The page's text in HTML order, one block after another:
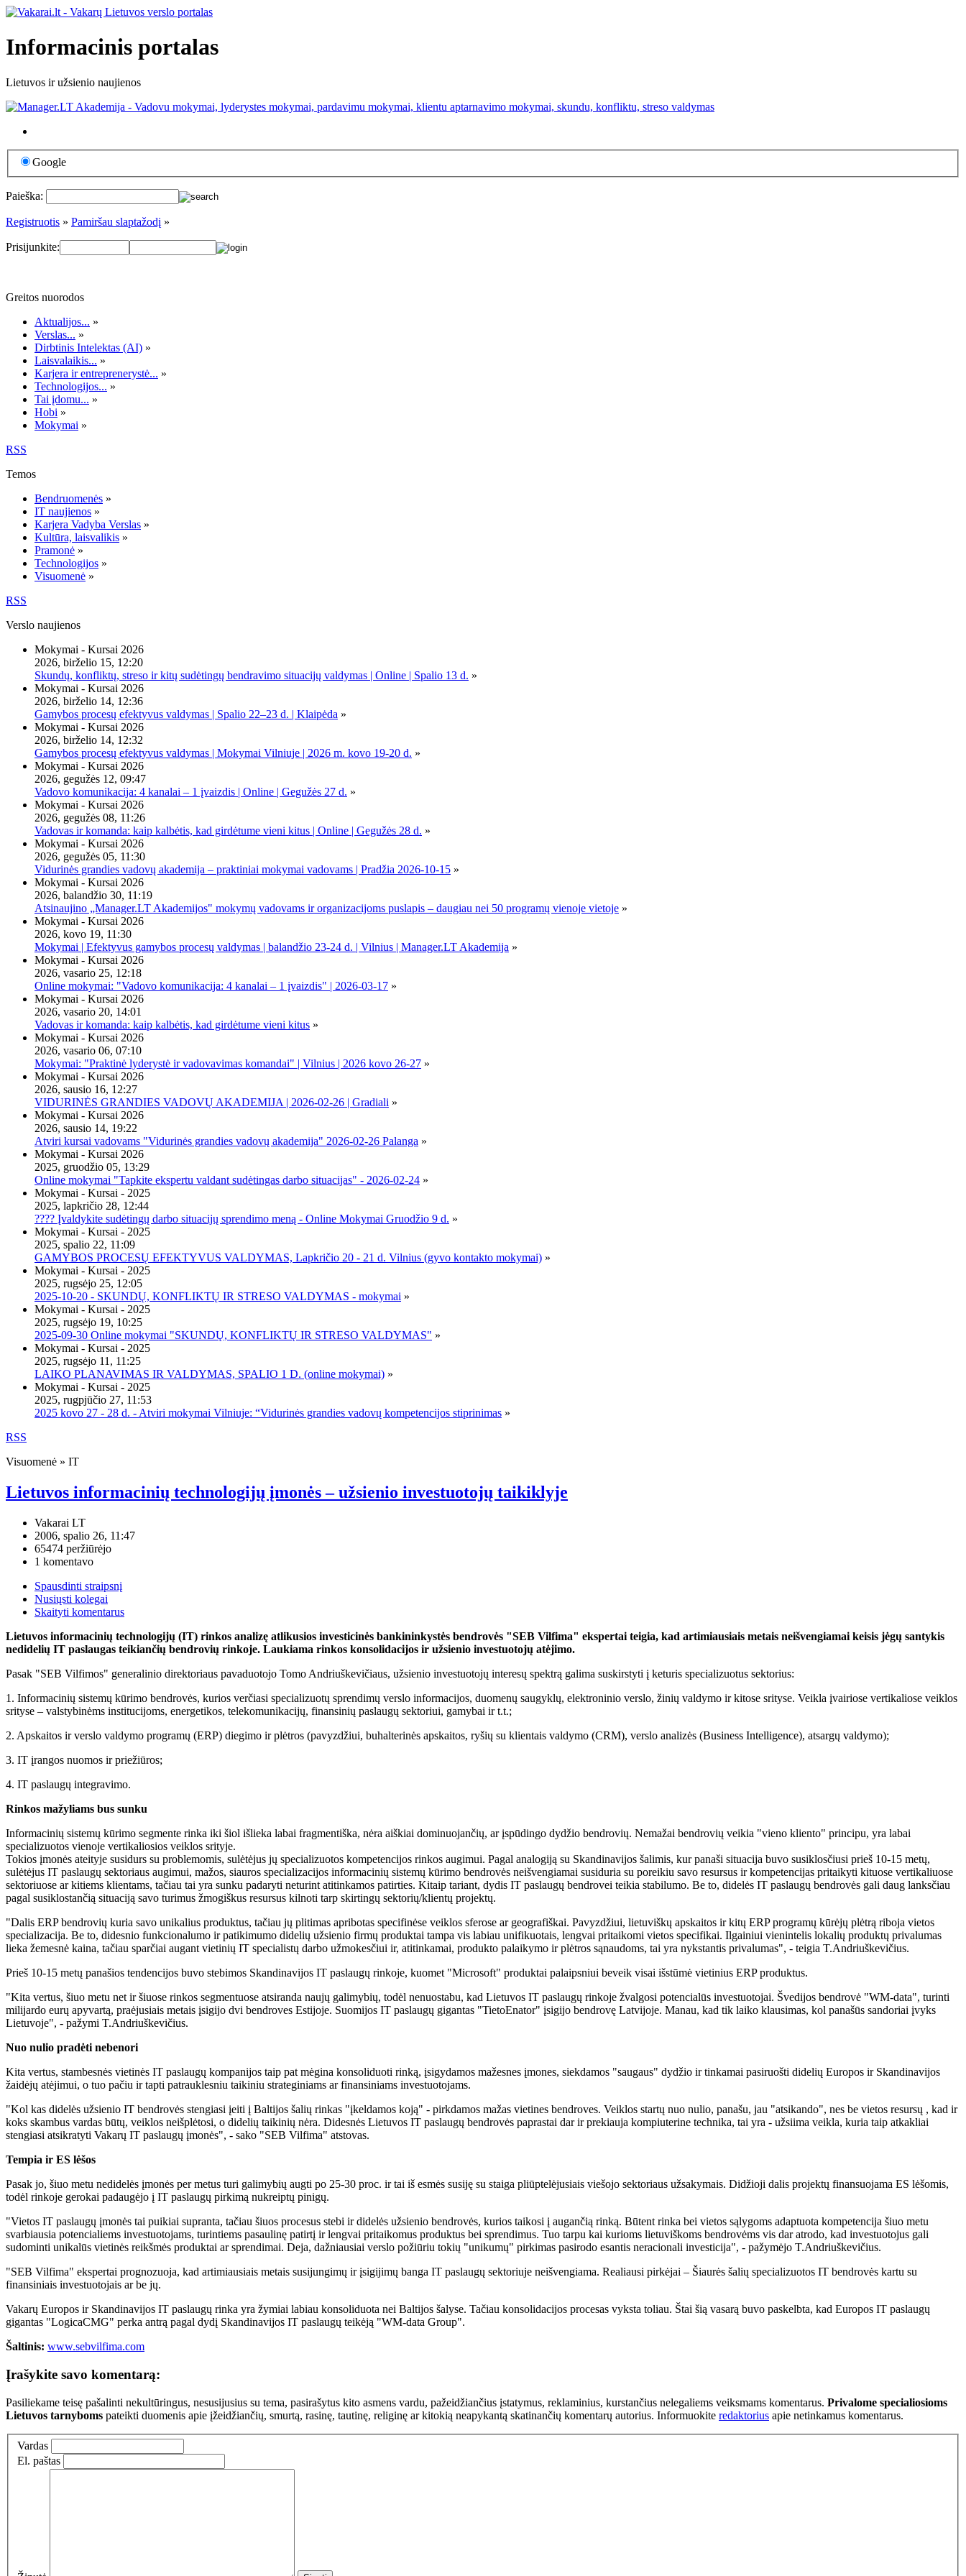
Informacinis portalas
Lietuvos ir užsienio naujienos
Google
Paieška:
Registruotis » Pamiršau slaptažodį »
Prisijunkite:
Greitos nuorodos
Aktualijos... »
Verslas... »
Dirbtinis Intelektas (AI) »
Laisvalaikis... »
Karjera ir entreprenerystė... »
Technologijos... »
Tai įdomu... »
Hobi »
Mokymai »
RSS
Temos
Bendruomenės »
IT naujienos »
Karjera Vadyba Verslas »
Kultūra, laisvalikis »
Pramonė »
Technologijos »
Visuomenė »
RSS
Verslo naujienos
Mokymai - Kursai 2026
2026, birželio 15, 12:20
Skundų, konfliktų, streso ir kitų sudėtingų bendravimo situacijų valdymas | Online | Spalio 13 d. »
Mokymai - Kursai 2026
2026, birželio 14, 12:36
Gamybos procesų efektyvus valdymas | Spalio 22–23 d. | Klaipėda »
Mokymai - Kursai 2026
2026, birželio 14, 12:32
Gamybos procesų efektyvus valdymas | Mokymai Vilniuje | 2026 m. kovo 19-20 d. »
Mokymai - Kursai 2026
2026, gegužės 12, 09:47
Vadovo komunikacija: 4 kanalai – 1 įvaizdis | Online | Gegužės 27 d. »
Mokymai - Kursai 2026
2026, gegužės 08, 11:26
Vadovas ir komanda: kaip kalbėtis, kad girdėtume vieni kitus | Online | Gegužės 28 d. »
Mokymai - Kursai 2026
2026, gegužės 05, 11:30
Vidurinės grandies vadovų akademija – praktiniai mokymai vadovams | Pradžia 2026-10-15 »
Mokymai - Kursai 2026
2026, balandžio 30, 11:19
Atsinaujino „Manager.LT Akademijos" mokymų vadovams ir organizacijoms puslapis – daugiau nei 50 programų vienoje vietoje »
Mokymai - Kursai 2026
2026, kovo 19, 11:30
Mokymai | Efektyvus gamybos procesų valdymas | balandžio 23-24 d. | Vilnius | Manager.LT Akademija »
Mokymai - Kursai 2026
2026, vasario 25, 12:18
Online mokymai: "Vadovo komunikacija: 4 kanalai – 1 įvaizdis" | 2026-03-17 »
Mokymai - Kursai 2026
2026, vasario 20, 14:01
Vadovas ir komanda: kaip kalbėtis, kad girdėtume vieni kitus »
Mokymai - Kursai 2026
2026, vasario 06, 07:10
Mokymai: "Praktinė lyderystė ir vadovavimas komandai" | Vilnius | 2026 kovo 26-27 »
Mokymai - Kursai 2026
2026, sausio 16, 12:27
VIDURINĖS GRANDIES VADOVŲ AKADEMIJA | 2026-02-26 | Gradiali »
Mokymai - Kursai 2026
2026, sausio 14, 19:22
Atviri kursai vadovams "Vidurinės grandies vadovų akademija" 2026-02-26 Palanga »
Mokymai - Kursai 2026
2025, gruodžio 05, 13:29
Online mokymai "Tapkite ekspertu valdant sudėtingas darbo situacijas" - 2026-02-24 »
Mokymai - Kursai - 2025
2025, lapkričio 28, 12:44
???? Įvaldykite sudėtingų darbo situacijų sprendimo meną - Online Mokymai Gruodžio 9 d. »
Mokymai - Kursai - 2025
2025, spalio 22, 11:09
GAMYBOS PROCESŲ EFEKTYVUS VALDYMAS, Lapkričio 20 - 21 d. Vilnius (gyvo kontakto mokymai) »
Mokymai - Kursai - 2025
2025, rugsėjo 25, 12:05
2025-10-20 - SKUNDŲ, KONFLIKTŲ IR STRESO VALDYMAS - mokymai »
Mokymai - Kursai - 2025
2025, rugsėjo 19, 10:25
2025-09-30 Online mokymai "SKUNDŲ, KONFLIKTŲ IR STRESO VALDYMAS" »
Mokymai - Kursai - 2025
2025, rugsėjo 11, 11:25
LAIKO PLANAVIMAS IR VALDYMAS, SPALIO 1 D. (online mokymai) »
Mokymai - Kursai - 2025
2025, rugpjūčio 27, 11:53
2025 kovo 27 - 28 d. - Atviri mokymai Vilniuje: “Vidurinės grandies vadovų kompetencijos stiprinimas »
RSS
Visuomenė » IT
Lietuvos informacinių technologijų įmonės – užsienio investuotojų taikiklyje
Vakarai LT
2006, spalio 26, 11:47
65474 peržiūrėjo
1 komentavo
Spausdinti straipsnį
Nusiųsti kolegai
Skaityti komentarus
Lietuvos informacinių technologijų (IT) rinkos analizę atlikusios investicinės bankininkystės bendrovės "SEB Vilfima" ekspertai teigia, kad artimiausiais metais neišvengiamai keisis jėgų santykis
nedidelių IT paslaugas teikiančių bendrovių rinkoje. Laukiama rinkos konsolidacijos ir užsienio investuotojų atėjimo.
Pasak "SEB Vilfimos" generalinio direktoriaus pavaduotojo Tomo Andriuškevičiaus, užsienio investuotojų interesų spektrą galima suskirstyti į keturis specializuotus sektorius:
1. Informacinių sistemų kūrimo bendrovės, kurios verčiasi specializuotų sprendimų verslo informacijos, duomenų saugyklų, elektroninio verslo, žinių valdymo ir kitose srityse. Veikla įvairiose vertikaliose veiklos
srityse – valstybinėms institucijoms, energetikos, telekomunikacijų, finansinių paslaugų sektoriui, gamybai ir t.t.;
2. Apskaitos ir verslo valdymo programų (ERP) diegimo ir plėtros (pavyzdžiui, buhalterinės apskaitos, ryšių su klientais valdymo (CRM), verslo analizės (Business Intelligence), atsargų valdymo);
3. IT įrangos nuomos ir priežiūros;
4. IT paslaugų integravimo.
Rinkos mažyliams bus sunku
Informacinių sistemų kūrimo segmente rinka iki šiol išlieka labai fragmentiška, nėra aiškiai dominuojančių, ar įspūdingo dydžio bendrovių. Nemažai bendrovių veikia "vieno kliento" principu, yra labai
specializuotos vienoje vertikaliosios veiklos srityje.
Tokios įmonės ateityje susidurs su problemomis, sulėtėjus jų specializuotos kompetencijos rinkos augimui. Pagal analogiją su Skandinavijos šalimis, kur panaši situacija buvo susiklosčiusi prieš 10-15 metų,
sulėtėjus IT paslaugų sektoriaus augimui, mažos, siauros specializacijos informacinių sistemų kūrimo bendrovės neišvengiamai susiduria su poreikiu savo resursus ir kompetencijas pritaikyti kituose vertikaliuose
sektoriuose ar kitiems klientams, tačiau tai yra sunku padaryti neturint atitinkamos patirties. Kitaip tariant, dydis IT paslaugų bendrovei teikia stabilumo. Be to, didelės IT paslaugų bendrovės gali daug lanksčiau
pagal susiklostančią situaciją savo turimus žmogiškus resursus kilnoti tarp skirtingų sektorių/klientų projektų.
"Dalis ERP bendrovių kuria savo unikalius produktus, tačiau jų plitimas apribotas specifinėse veiklos sferose ar geografiškai. Pavyzdžiui, lietuviškų apskaitos ir kitų ERP programų kūrėjų plėtrą riboja vietos
specializacija. Be to, didesnio funkcionalumo ir patikimumo didelių užsienio firmų produktai tampa vis labiau unifikuotais, lengvai pritaikomi vietos specifikai. Ilgainiui vienintelis lokalių produktų privalumas
lieka žemesnė kaina, tačiau sparčiai augant vietinių IT specialistų darbo užmokesčiui ir, atitinkamai, produkto palaikymo ir plėtros sąnaudoms, tai yra nykstantis privalumas", - teigia T.Andriuškevičius.
Prieš 10-15 metų panašios tendencijos buvo stebimos Skandinavijos IT paslaugų rinkoje, kuomet "Microsoft" produktai palaipsniui beveik visai išstūmė vietinius ERP produktus.
"Kita vertus, šiuo metu net ir šiuose rinkos segmentuose atsiranda naujų galimybių, todėl nenuostabu, kad Lietuvos IT paslaugų rinkoje žvalgosi potencialūs investuotojai. Švedijos bendrovė "WM-data", turinti
milijardo eurų apyvartą, praėjusiais metais įsigijo dvi bendroves Estijoje. Suomijos IT paslaugų gigantas "TietoEnator" įsigijo bendrovę Latvijoje. Manau, kad tik laiko klausimas, kol panašūs sandoriai įvyks
Lietuvoje", - pažymi T.Andriuškevičius.
Nuo nulio pradėti nebenori
Kita vertus, stambesnės vietinės IT paslaugų kompanijos taip pat mėgina konsoliduoti rinką, įsigydamos mažesnes įmones, siekdamos "saugaus" dydžio ir tinkamai pasiruošti didelių Europos ir Skandinavijos
žaidėjų atėjimui, o tuo pačiu ir tapti patrauklesniu taikiniu strateginiams ar finansiniams investuotojams.
"Kol kas didelės užsienio IT bendrovės stengiasi įeiti į Baltijos šalių rinkas "įkeldamos koją" - pirkdamos mažas vietines bendroves. Veiklos startų nuo nulio, panašu, jau "atsikando", nes be vietos resursų , kad ir
koks skambus vardas būtų, veiklos neišplėtosi, o didelių taikinių nėra. Didesnės Lietuvos IT paslaugų bendrovės paprastai dar ir prekiauja kompiuterine technika, tai yra - užsiima veikla, kuria taip atkakliai
stengiasi atsikratyti Vakarų IT paslaugų įmonės", - sako "SEB Vilfima" atstovas.
Tempia ir ES lėšos
Pasak jo, šiuo metu nedidelės įmonės per metus turi galimybių augti po 25-30 proc. ir tai iš esmės susiję su staiga pliūptelėjusiais viešojo sektoriaus užsakymais. Didžioji dalis projektų finansuojama ES lėšomis,
todėl rinkoje gerokai padaugėjo į IT paslaugų pirkimą nukreiptų pinigų.
"Vietos IT paslaugų įmonės tai puikiai supranta, tačiau šiuos procesus stebi ir didelės užsienio bendrovės, kurios taikosi į augančią rinką. Būtent rinka bei vietos sąlygoms adaptuota kompetencija šiuo metu
svarbiausia potencialiems investuotojams, turintiems pasaulinę patirtį ir lengvai pritaikomus produktus bei sprendimus. Tuo tarpu kai kurioms lietuviškoms bendrovėms vis dar atrodo, kad investuotojus gali
sudominti unikalūs vietinės reikšmės produktai ar sprendimai. Deja, dažniausiai verslo požiūriu tokių "unikumų" pirkimas pasirodo esantis neracionali investicija", - pažymėjo T.Andriuškevičius.
"SEB Vilfima" ekspertai prognozuoja, kad artimiausiais metais susijungimų ir įsigijimų banga IT paslaugų sektoriuje neišvengiama. Realiausi pirkėjai – Šiaurės šalių specializuotos IT bendrovės kartu su
finansiniais investuotojais ar be jų.
Vakarų Europos ir Skandinavijos IT paslaugų rinka yra žymiai labiau konsoliduota nei Baltijos šalyse. Tačiau konsolidacijos procesas vyksta toliau. Štai šią vasarą buvo paskelbta, kad Europos IT paslaugų
gigantas "LogicaCMG" perka antrą pagal dydį Skandinavijos IT paslaugų teikėją "WM-data Group".
Šaltinis: www.sebvilfima.com
Įrašykite savo komentarą:
Pasiliekame teisę pašalinti nekultūringus, nesusijusius su tema, pasirašytus kito asmens vardu, pažeidžiančius įstatymus, reklaminius, kurstančius nelegaliems veiksmams komentarus. Privalome specialiosioms
Lietuvos tarnyboms pateikti duomenis apie įžeidžiančių, smurtą, rasinę, tautinę, religinę ar kitokią neapykantą skatinančių komentarų autorius. Informuokite redaktorius apie netinkamus komentarus.
Vardas
El. paštas